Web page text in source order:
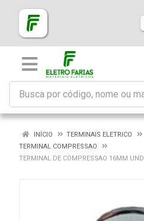
INÍCIO
TERMINAIS ELETRICO
TERMINAL COMPRESSAO
TERMINAL DE COMPRESSAO 16MM UND